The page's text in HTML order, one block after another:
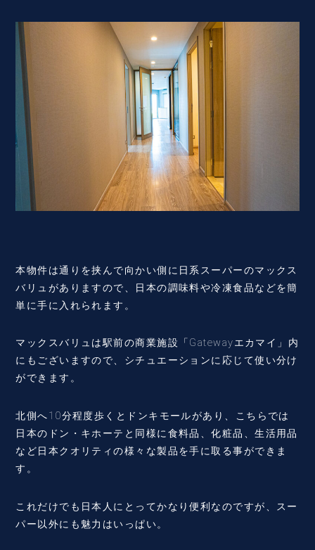
本物件は通りを挟んで向かい側に日系スーパーのマックス
バリュがありますので、日本の調味料や冷凍食品などを簡
単に手に入れられます。
マックスバリュは駅前の商業施設「Gatewayエカマイ」内
にもございますので、シチュエーションに応じて使い分け
ができます。
北側へ10分程度歩くとドンキモールがあり、こちらでは
日本のドン・キホーテと同様に食料品、化粧品、生活用品
など日本クオリティの様々な製品を手に取る事ができま
す。
これだけでも日本人にとってかなり便利なのですが、スー
パー以外にも魅力はいっぱい。